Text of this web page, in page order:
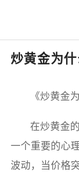
炒黄金为
《炒黄金
在炒黄金
一个重要的心
波动，当价格